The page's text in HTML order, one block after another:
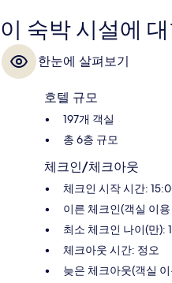
이 숙박 시설에
한눈에 살펴보기
호텔 규모
197개 객실
총 6층 규모
체크인/체크아웃
체크인 시작 시간:
이른 체크인(객실 이
최소 체크인 나이(만):
체크아웃 시간: 정오
늦은 체크아웃(객실